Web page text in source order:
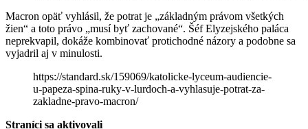
Macron opäť vyhlásil, že potrat je „základným právom všetkých
žien“ a toto právo „musí byť zachované“. Šéf Elyzejského paláca
neprekvapil, dokáže kombinovať protichodné názory a podobne sa
vyjadril aj v minulosti.
https://standard.sk/159069/katolicke-lyceum-audiencie-
u-papeza-spina-ruky-v-lurdoch-a-vyhlasuje-potrat-za-
zakladne-pravo-macron/
Straníci sa aktivovali